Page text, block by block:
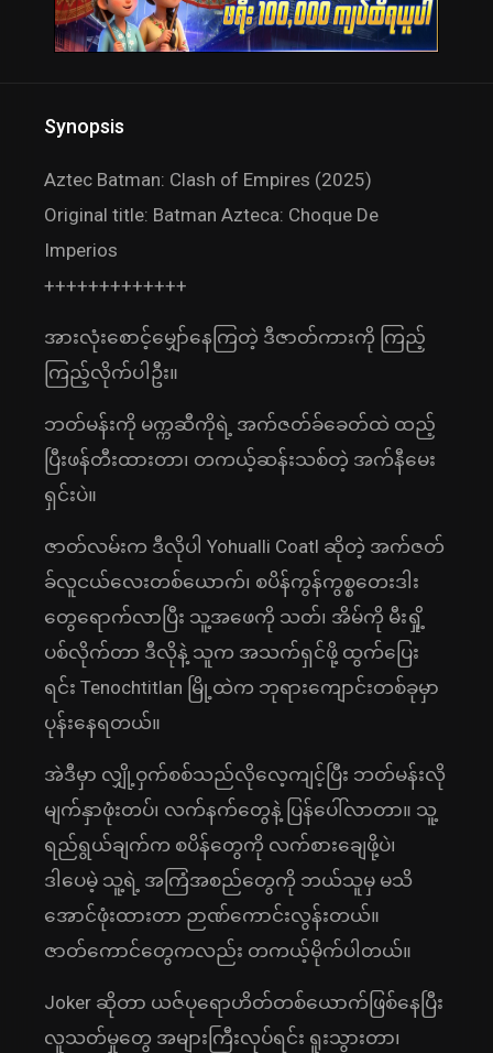
Synopsis
Aztec Batman: Clash of Empires (2025)
Original title: Batman Azteca: Choque De
Imperios
+++++++++++++
အားလုံးစောင့်မျှော်နေကြတဲ့ ဒီဇာတ်ကားကို ကြည့်
ကြည့်လိုက်ပါဦး။
ဘတ်မန်းကို မက္ကဆီကိုရဲ့ အက်ဇတ်ခ်ခေတ်ထဲ ထည့်
ပြီးဖန်တီးထားတာ၊ တကယ့်ဆန်းသစ်တဲ့ အက်နီမေး
ရှင်းပဲ။
ဇာတ်လမ်းက ဒီလိုပါ Yohualli Coatl ဆိုတဲ့ အက်ဇတ်
ခ်လူငယ်လေးတစ်ယောက်၊ စပိန်ကွန်ကွစ္စတေးဒါး
တွေရောက်လာပြီး သူ့အဖေကို သတ်၊ အိမ်ကို မီးရှို့
ပစ်လိုက်တာ ဒီလိုနဲ့ သူက အသက်ရှင်ဖို့ ထွက်ပြေး
ရင်း Tenochtitlan မြို့ထဲက ဘုရားကျောင်းတစ်ခုမှာ
ပုန်းနေရတယ်။
အဲဒီမှာ လျှို့ဝှက်စစ်သည်လိုလေ့ကျင့်ပြီး ဘတ်မန်းလို
မျက်နှာဖုံးတပ်၊ လက်နက်တွေနဲ့ ပြန်ပေါ်လာတာ။ သူ့
ရည်ရွယ်ချက်က စပိန်တွေကို လက်စားချေဖို့ပဲ၊
ဒါပေမဲ့ သူ့ရဲ့ အကြံအစည်တွေကို ဘယ်သူမှ မသိ
အောင်ဖုံးထားတာ ဉာဏ်ကောင်းလွန်းတယ်။
ဇာတ်ကောင်တွေကလည်း တကယ့်မိုက်ပါတယ်။
Joker ဆိုတာ ယဇ်ပုရောဟိတ်တစ်ယောက်ဖြစ်နေပြီး
လူသတ်မှုတွေ အများကြီးလုပ်ရင်း ရူးသွားတာ၊